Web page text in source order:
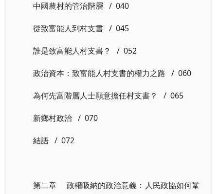
中國農村的管治階層 / 040
從致富能人到村支書 / 045
誰是致富能人村支書？ / 052
政治資本：致富能人村支書的權力之路 / 060
為何先富階層人士願意擔任村支書？ / 065
新鄉村政治 / 070
結語 / 072
第二章 政權吸納的政治意義：人民政協如何鞏